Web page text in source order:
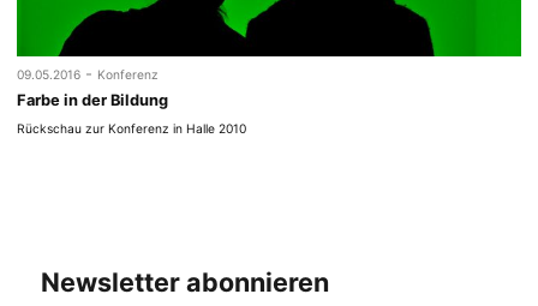
09.05.2016 - Konferenz
Farbe in der Bildung
Rückschau zur Konferenz in Halle 2010
Newsletter abonnieren